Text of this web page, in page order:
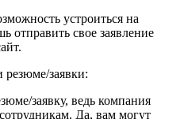
устроиться на
отправить свое заявление
резюме/заявки:
заявку, ведь компания
Да, вам могут